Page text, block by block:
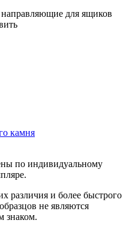
для ящиков
камня
по индивидуальному
различия и более быстрого
не являются
знаком.